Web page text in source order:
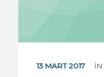
13 MART 2017 IN